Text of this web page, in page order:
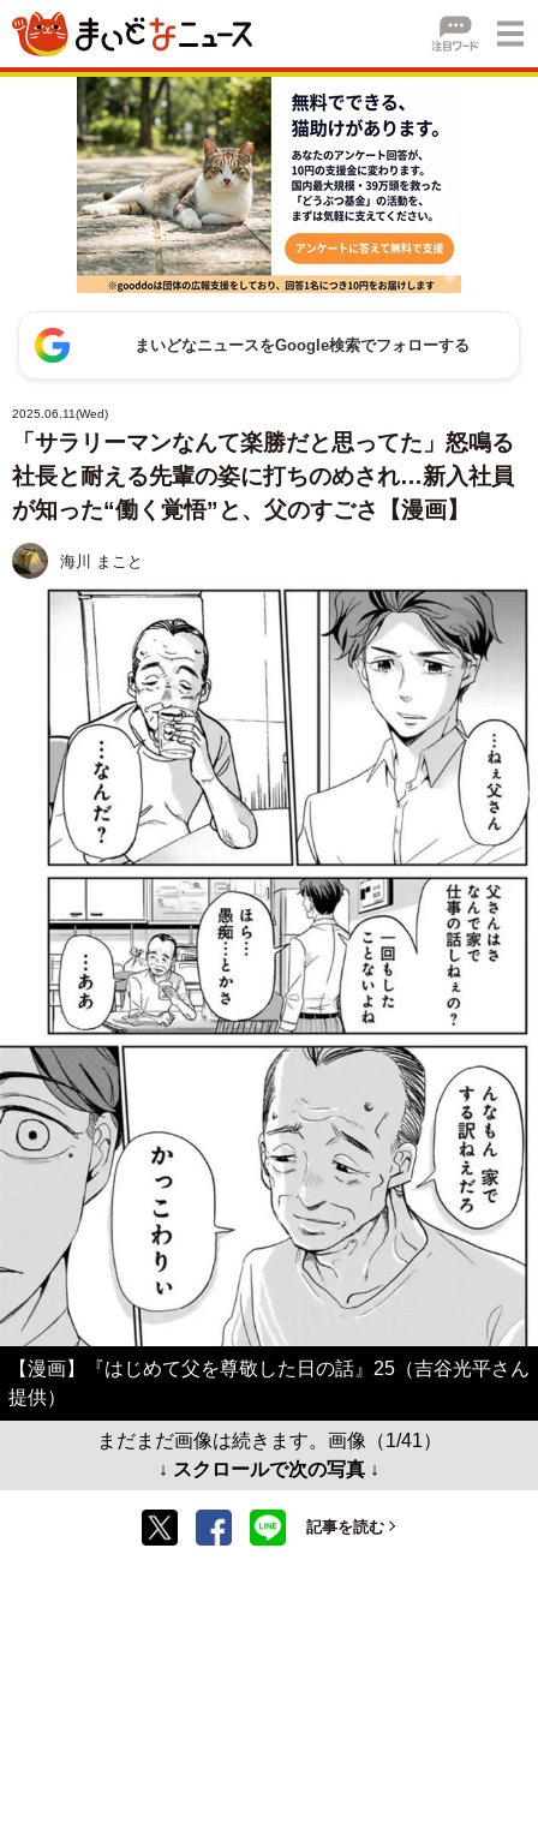
まいどなニュースをGoogle検索でフォローする
2025.06.11(Wed)
「サラリーマンなんて楽勝だと思ってた」怒鳴る
社長と耐える先輩の姿に打ちのめされ…新入社員
が知った“働く覚悟”と、父のすごさ【漫画】
海川 まこと
【漫画】『はじめて父を尊敬した日の話』25（吉谷光平さん
提供）
まだまだ画像は続きます。画像（1/41）
↓ スクロールで次の写真 ↓
記事を読む